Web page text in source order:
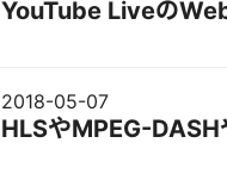
YouTube Liveの
2018-05-07
HLSやMPEG-